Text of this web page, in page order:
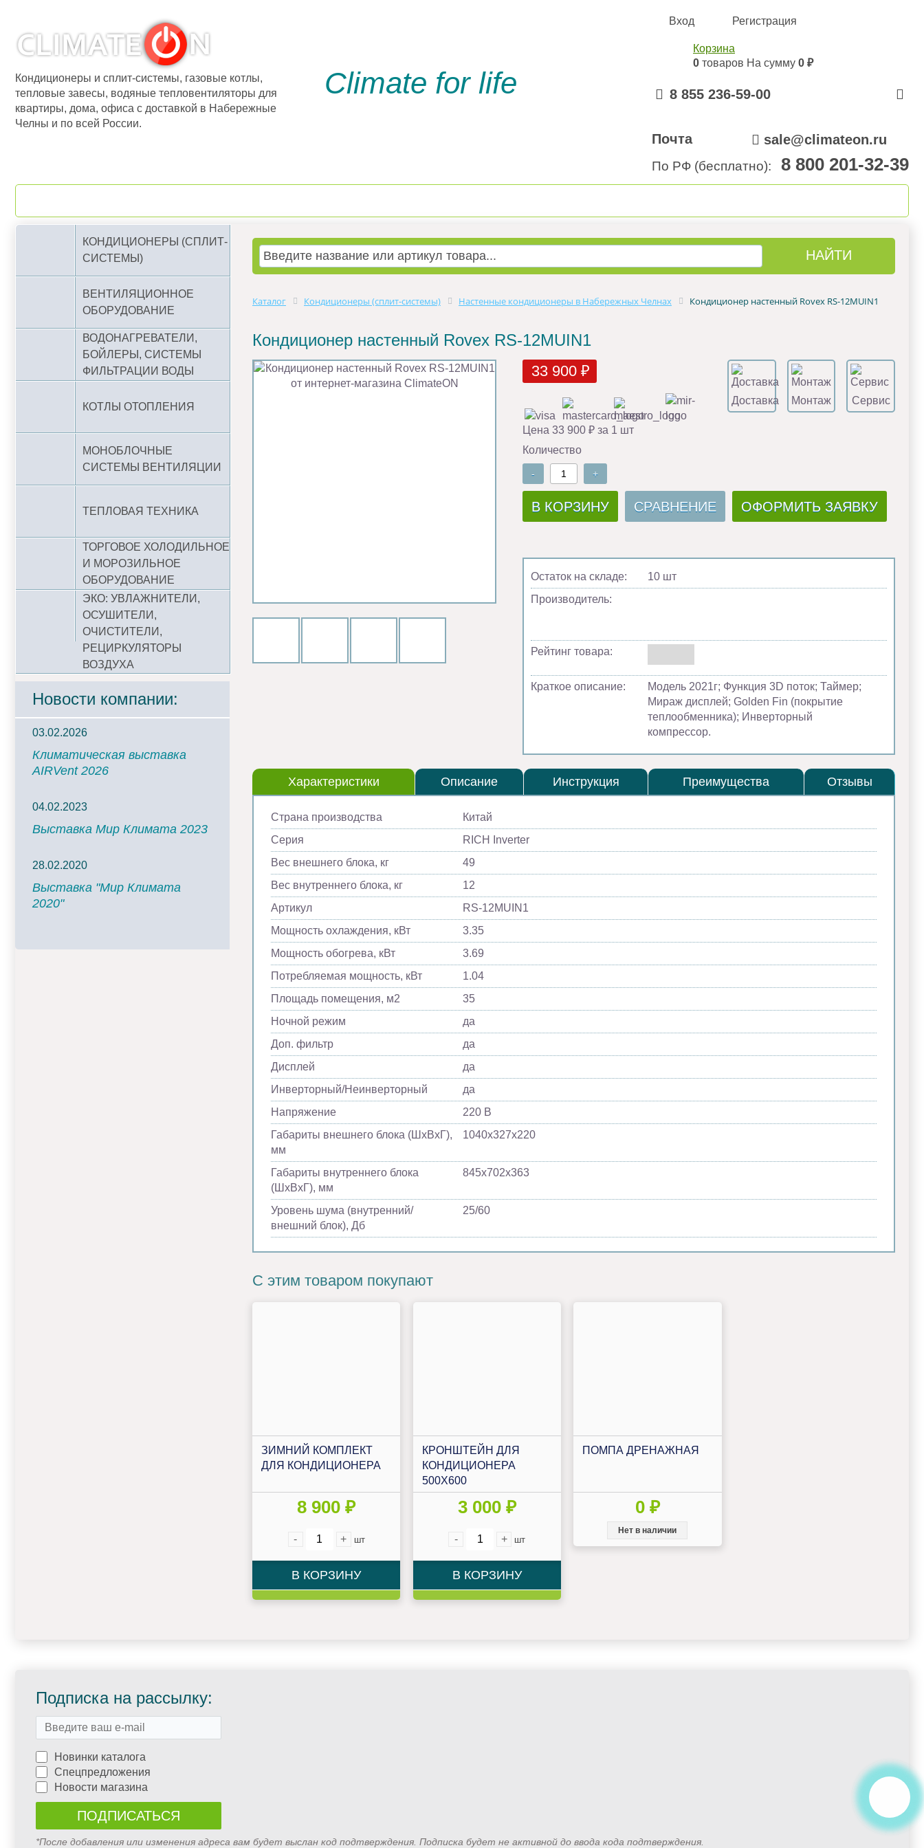
Кондиционеры и сплит-системы, газовые котлы,
тепловые завесы, водяные тепловентиляторы для
квартиры, дома, офиса с доставкой в Набережные
Челны и по всей России.
Climate for life
Вход Регистрация
Корзина
0 товаров На сумму 0 ₽
8 855 236-59-00
Почта sale@climateon.ru
По РФ (бесплатно): 8 800 201-32-39
КОНДИЦИОНЕРЫ (СПЛИТ-
СИСТЕМЫ)
ВЕНТИЛЯЦИОННОЕ
ОБОРУДОВАНИЕ
ВОДОНАГРЕВАТЕЛИ,
БОЙЛЕРЫ, СИСТЕМЫ
ФИЛЬТРАЦИИ ВОДЫ
КОТЛЫ ОТОПЛЕНИЯ
МОНОБЛОЧНЫЕ
СИСТЕМЫ ВЕНТИЛЯЦИИ
ТЕПЛОВАЯ ТЕХНИКА
ТОРГОВОЕ ХОЛОДИЛЬНОЕ
И МОРОЗИЛЬНОЕ
ОБОРУДОВАНИЕ
ЭКО: УВЛАЖНИТЕЛИ,
ОСУШИТЕЛИ,
ОЧИСТИТЕЛИ,
РЕЦИРКУЛЯТОРЫ
ВОЗДУХА
Новости компании:
03.02.2026
Климатическая выставка
AIRVent 2026
04.02.2023
Выставка Мир Климата 2023
28.02.2020
Выставка "Мир Климата
2020"
Каталог Кондиционеры (сплит-системы) Настенные кондиционеры в Набережных Челнах Кондиционер настенный Rovex RS-12MUIN1
Кондиционер настенный Rovex RS-12MUIN1
33 900 ₽
Доставка Монтаж Сервис
Цена 33 900 ₽ за 1 шт
Количество
- +
В КОРЗИНУ СРАВНЕНИЕ ОФОРМИТЬ ЗАЯВКУ
Остаток на складе:
10 шт
Производитель:
Рейтинг товара:
Краткое описание:
Модель 2021г; Функция 3D поток; Таймер;
Мираж дисплей; Golden Fin (покрытие
теплообменника); Инверторный
компрессор.
Характеристики Описание Инструкция Преимущества Отзывы
Страна производства
Китай
Серия
RICH Inverter
Вес внешнего блока, кг
49
Вес внутреннего блока, кг
12
Артикул
RS-12MUIN1
Мощность охлаждения, кВт
3.35
Мощность обогрева, кВт
3.69
Потребляемая мощность, кВт
1.04
Площадь помещения, м2
35
Ночной режим
да
Доп. фильтр
да
Дисплей
да
Инверторный/Неинверторный
да
Напряжение
220 В
Габариты внешнего блока (ШхВхГ),
мм
1040х327х220
Габариты внутреннего блока
(ШхВхГ), мм
845х702х363
Уровень шума (внутренний/
внешний блок), Дб
25/60
С этим товаром покупают
ЗИМНИЙ КОМПЛЕКТ
ДЛЯ КОНДИЦИОНЕРА
8 900 ₽
- + шт
В КОРЗИНУ
КРОНШТЕЙН ДЛЯ
КОНДИЦИОНЕРА
500Х600
3 000 ₽
- + шт
В КОРЗИНУ
ПОМПА ДРЕНАЖНАЯ
0 ₽
Нет в наличии
Подписка на рассылку:
Новинки каталога
Спецпредложения
Новости магазина
*После добавления или изменения адреса вам будет выслан код подтверждения. Подписка будет не активной до ввода кода подтверждения.